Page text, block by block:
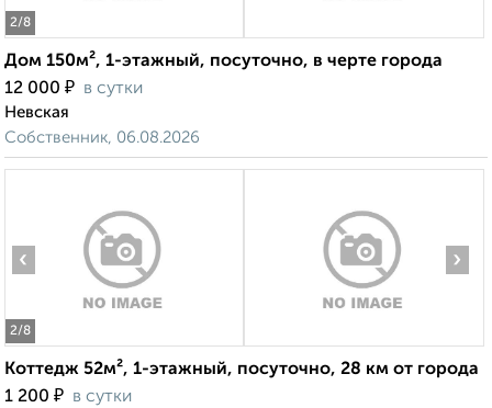
2/8
Дом 150м², 1-этажный, посуточно, в черте города
12 000 ₽ в сутки
Невская
Собственник, 06.08.2026
2/8
‹ ›
Коттедж 52м², 1-этажный, посуточно, 28 км от города
1 200 ₽ в сутки